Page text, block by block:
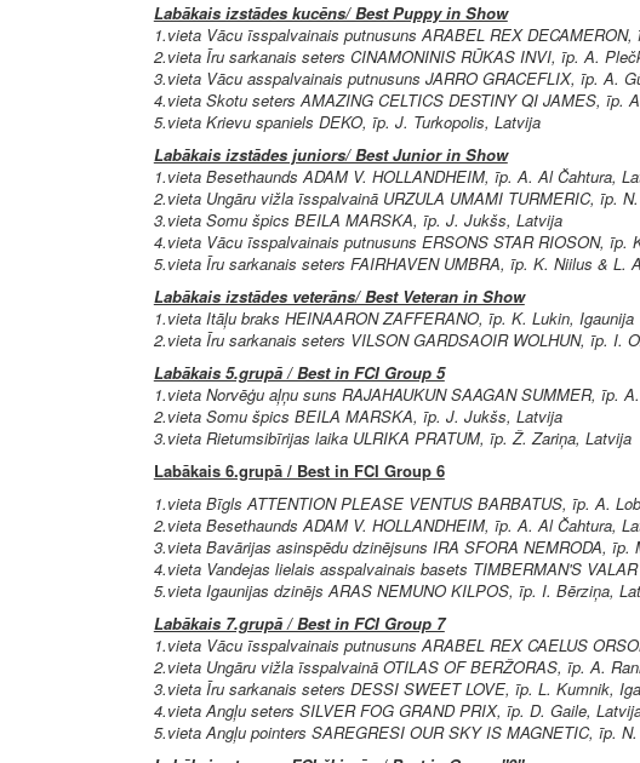
Labākais izstādes kucēns/ Best Puppy in Show
1.vieta Vācu īsspalvainais putnusuns ARABEL REX
2.vieta Īru sarkanais seters CINAMONINIS RŪKAS INVI, īp. A.
3.vieta Vācu asspalvainais putnusuns JARRO GRACEFLIX, īp. A.
4.vieta Skotu seters AMAZING CELTICS DESTINY QI JAMES, īp.
5.vieta Krievu spaniels DEKO, īp. J. Turkopolis, Latvija
Labākais izstādes juniors/ Best Junior in Show
1.vieta Besethaunds ADAM V. HOLLANDHEIM, īp. A. Al Čahtura,
2.vieta Ungāru vižla īsspalvainā URZULA UMAMI TURMERIC, īp.
3.vieta Somu špics BEILA MARSKA, īp. J. Jukšs, Latvija
4.vieta Vācu īsspalvainais putnusuns ERSONS STAR RIOSON, īp.
5.vieta Īru sarkanais seters FAIRHAVEN UMBRA, īp. K. Niilus & L.
Labākais izstādes veterāns/ Best Veteran in Show
1.vieta Itāļu braks HEINAARON ZAFFERANO, īp. K. Lukin, Igaunija
2.vieta Īru sarkanais seters VILSON GARDSAOIR WOLHUN, īp. I.
Labākais 5.grupā / Best in FCI Group 5
1.vieta Norvēģu aļņu suns RAJAHAUKUN SAAGAN SUMMER, īp.
2.vieta Somu špics BEILA MARSKA, īp. J. Jukšs, Latvija
3.vieta Rietumsibīrijas laika ULRIKA PRATUM, īp. Ž. Zariņa, Latvija
Labākais 6.grupā / Best in FCI Group 6
1.vieta Bīgls ATTENTION PLEASE VENTUS BARBATUS, īp. A.
2.vieta Besethaunds ADAM V. HOLLANDHEIM, īp. A. Al Čahtura,
3.vieta Bavārijas asinspēdu dzinējsuns IRA SFORA NEMRODA, īp.
4.vieta Vandejas lielais asspalvainais basets TIMBERMAN'S
5.vieta Igaunijas dzinējs ARAS NEMUNO KILPOS, īp. I. Bērziņa,
Labākais 7.grupā / Best in FCI Group 7
1.vieta Vācu īsspalvainais putnusuns ARABEL REX CAELUS
2.vieta Ungāru vižla īsspalvainā OTILAS OF BERŽORAS, īp. A.
3.vieta Īru sarkanais seters DESSI SWEET LOVE, īp. L. Kumnik,
4.vieta Angļu seters SILVER FOG GRAND PRIX, īp. D. Gaile,
5.vieta Angļu pointers SAREGRESI OUR SKY IS MAGNETIC, īp.